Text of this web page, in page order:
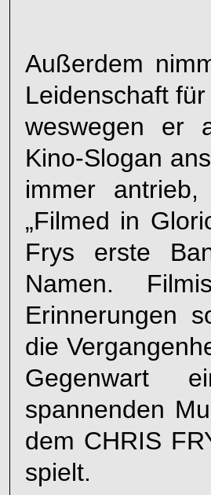
Außerdem
Leidenschaft
weswegen er
Kino-Slogan
immer
„Filmed in
Frys erste
Namen.
Erinnerungen
die
Gegenwart
spannenden
dem CHRIS
spielt.